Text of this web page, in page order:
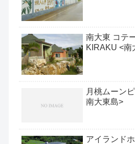
南大東 コテ
KIRAKU <南
月桃ムーン
南大東島>
アイランド